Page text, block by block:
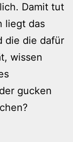
Damit tut
liegt das
die die dafür
wissen
gucken